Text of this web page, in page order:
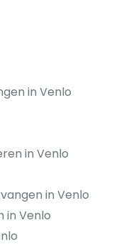
in Venlo
in Venlo
in Venlo
in Venlo